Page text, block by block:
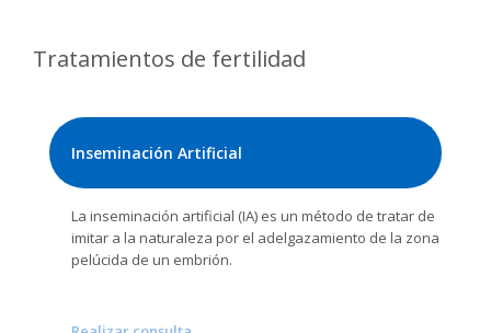
Tratamientos de fertilidad
Inseminación Artificial
La inseminación artificial (IA) es un método de tratar de
imitar a la naturaleza por el adelgazamiento de la zona
pelúcida de un embrión.